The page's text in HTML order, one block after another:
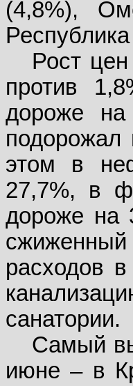
(4,8%),
Рост
против
дороже
подорожал
этом в
27,7%, в
дороже на
сжиженный
расходов
санатории.
Самый
июне – в